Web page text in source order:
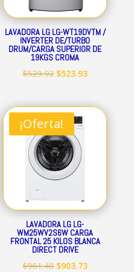
LAVADORA LG LG-WT19DVTM /
INVERTER DE/TURBO
DRUM/CARGA SUPERIOR DE
19KGS CROMA
$529.92 El
original
era:
$529.92.
$523.93El
actual
¡Oferta!
LAVADORA LG LG-
WM25WV2S6W CARGA
FRONTAL 25 KILOS BLANCA
DIRECT DRIVE
$961.40 El
$903.73El